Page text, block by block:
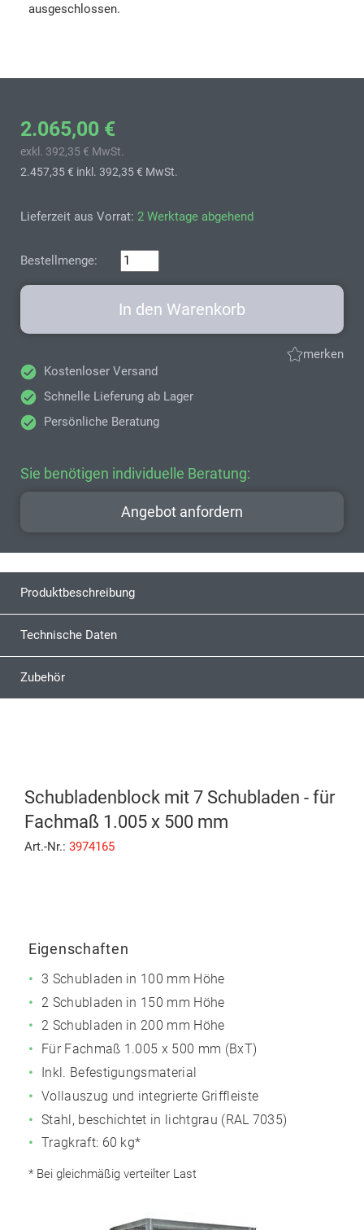
ausgeschlossen.
2.065,00 €
exkl. 392,35 € MwSt.
2.457,35 € inkl. 392,35 € MwSt.
Lieferzeit aus Vorrat: 2 Werktage abgehend
Bestellmenge:
In den Warenkorb
merken
Kostenloser Versand
Schnelle Lieferung ab Lager
Persönliche Beratung
Sie benötigen individuelle Beratung:
Angebot anfordern
Produktbeschreibung
Technische Daten
Zubehör
Schubladenblock mit 7 Schubladen - für
Fachmaß 1.005 x 500 mm
Art.-Nr.: 3974165
Eigenschaften
3 Schubladen in 100 mm Höhe
2 Schubladen in 150 mm Höhe
2 Schubladen in 200 mm Höhe
Für Fachmaß 1.005 x 500 mm (BxT)
Inkl. Befestigungsmaterial
Vollauszug und integrierte Griffleiste
Stahl, beschichtet in lichtgrau (RAL 7035)
Tragkraft: 60 kg*
* Bei gleichmäßig verteilter Last